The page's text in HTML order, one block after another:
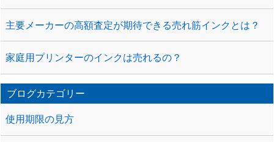
主要メーカーの高額査定が期待できる売れ筋インクとは？
家庭用プリンターのインクは売れるの？
ブログカテゴリー
使用期限の見方